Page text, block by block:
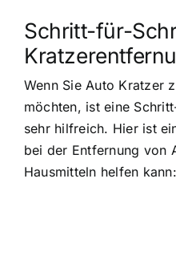
Schritt-für-
Wenn Sie Auto Kratzer
möchten, ist eine
sehr hilfreich. Hier ist
bei der Entfernung von
Hausmitteln helfen kann: